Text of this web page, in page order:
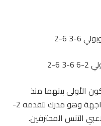
6-3 6-2
3 6-2
الأولى بينهما منذ
عامين، إلا أن كوبولي يتجه إلى المواجهة وهو مدرك لتقدمه 2-